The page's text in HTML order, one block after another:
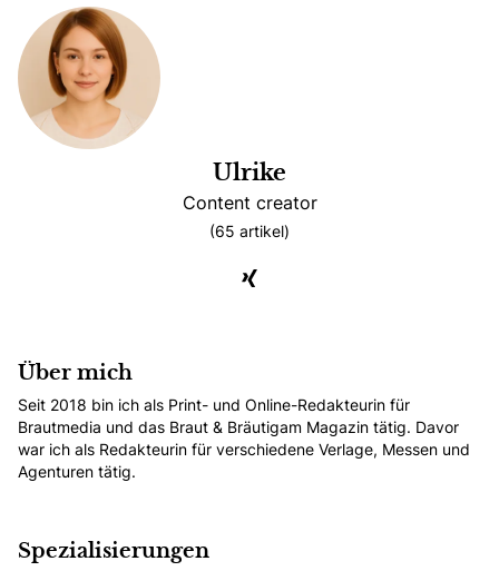
Ulrike
Content creator
(65 artikel)
Xing
Über mich
Seit 2018 bin ich als Print- und Online-Redakteurin für
Brautmedia und das Braut & Bräutigam Magazin tätig. Davor
war ich als Redakteurin für verschiedene Verlage, Messen und
Agenturen tätig.
Spezialisierungen